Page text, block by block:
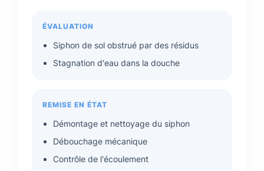
ÉVALUATION
Siphon de sol obstrué par des résidus
Stagnation d'eau dans la douche
REMISE EN ÉTAT
Démontage et nettoyage du siphon
Débouchage mécanique
Contrôle de l'écoulement